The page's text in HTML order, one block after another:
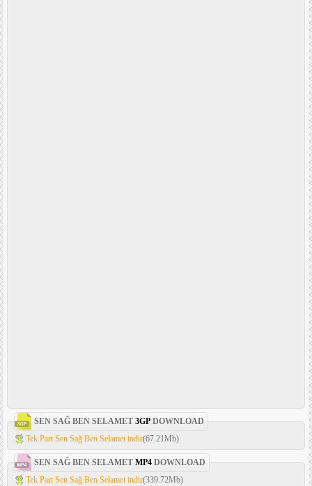
SEN SAĞ BEN SELAMET 3GP DOWNLOAD
Tek Part Sen Sağ Ben Selamet indir(67.21Mb)
SEN SAĞ BEN SELAMET MP4 DOWNLOAD
Tek Part Sen Sağ Ben Selamet indir(339.72Mb)